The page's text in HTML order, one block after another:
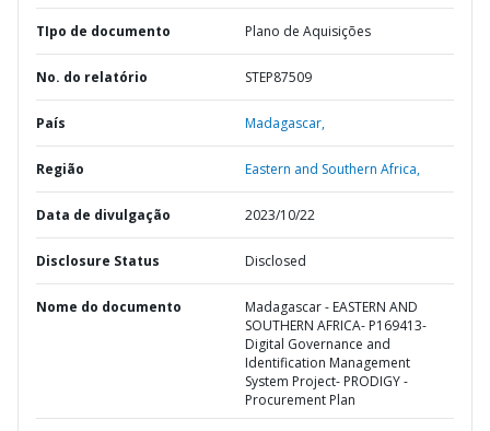
TIpo de documento Plano de Aquisições
No. do relatório STEP87509
País Madagascar,
Região Eastern and Southern Africa,
Data de divulgação 2023/10/22
Disclosure Status Disclosed
Nome do documento
Madagascar - EASTERN AND
SOUTHERN AFRICA- P169413-
Digital Governance and
Identification Management
System Project- PRODIGY -
Procurement Plan